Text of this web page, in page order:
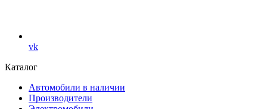
vk
Каталог
Автомобили в наличии
Производители